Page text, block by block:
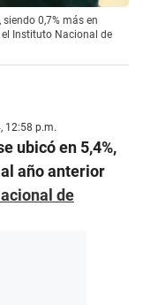
0,7% más en
Instituto Nacional de
12:58 p.m.
ubicó en 5,4%,
año anterior
de